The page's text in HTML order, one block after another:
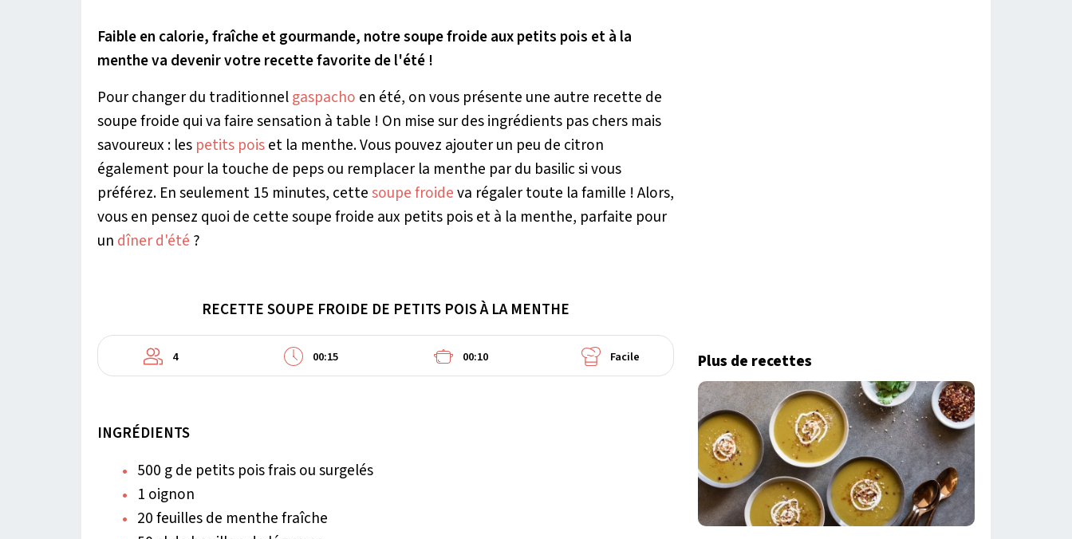
Faible en calorie, fraîche et gourmande, notre soupe froide aux petits pois et à la
menthe va devenir votre recette favorite de l'été !
Pour changer du traditionnelgaspacho en été, on vous présente une autre recette de
soupe froide qui va faire sensation à table ! On mise sur des ingrédients pas chers mais
savoureux : les petits poiset la menthe. Vous pouvez ajouter un peu de citron
également pour la touche de peps ou remplacer la menthe par du basilic si vous
préférez. En seulement 15 minutes, cettesoupe froideva régaler toute la famille ! Alors,
vous en pensez quoi de cette soupe froide aux petits pois et à la menthe, parfaite pour
un dîner d'été ?
RECETTE SOUPE FROIDE DE PETITS POIS À LA MENTHE
4 00:15 00:10 Facile
INGRÉDIENTS
500 g de petits pois frais ou surgelés
1 oignon
20 feuilles de menthe fraîche
Plus de recettes